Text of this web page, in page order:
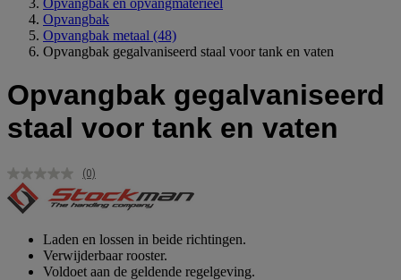
Opvangbak
Opvangbak metaal (48)
Opvangbak gegalvaniseerd staal voor tank en vaten
Opvangbak gegalvaniseerd
staal voor tank en vaten
Geen
scorewaarde.
Dezelfde
(0)
Laden en lossen in beide richtingen.
Verwijderbaar rooster.
Voldoet aan de geldende regelgeving.